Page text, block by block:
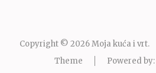
Copyright © 2026Moja kuća i vrt.
Theme
Powered by: